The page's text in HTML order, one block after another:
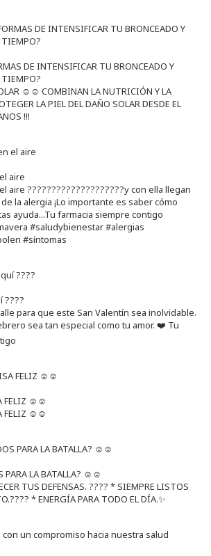
DE INTENSIFICAR TU BRONCEADO Y
☺️☺️ COMBINAN LA NUTRICIÓN Y LA
LA PIEL DEL DAÑO SOLAR DESDE EL
!!!
aire
aire ????????????????????y con ella llegan
la alergia ¡Lo importante es saber cómo
ayuda...Tu farmacia siempre contigo
#saludybienestar #alergias
#síntomas
????
para que este San Valentín sea inolvidable.
sea tan especial como tu amor. ❤️ Tu
FELIZ ☺️☺️
FELIZ ☺️☺️
PARA LA BATALLA? ☺️☺️
TUS DEFENSAS. ????️ * SIEMPRE LISTOS
* ENERGÍA PARA TODO EL DÍA.✨